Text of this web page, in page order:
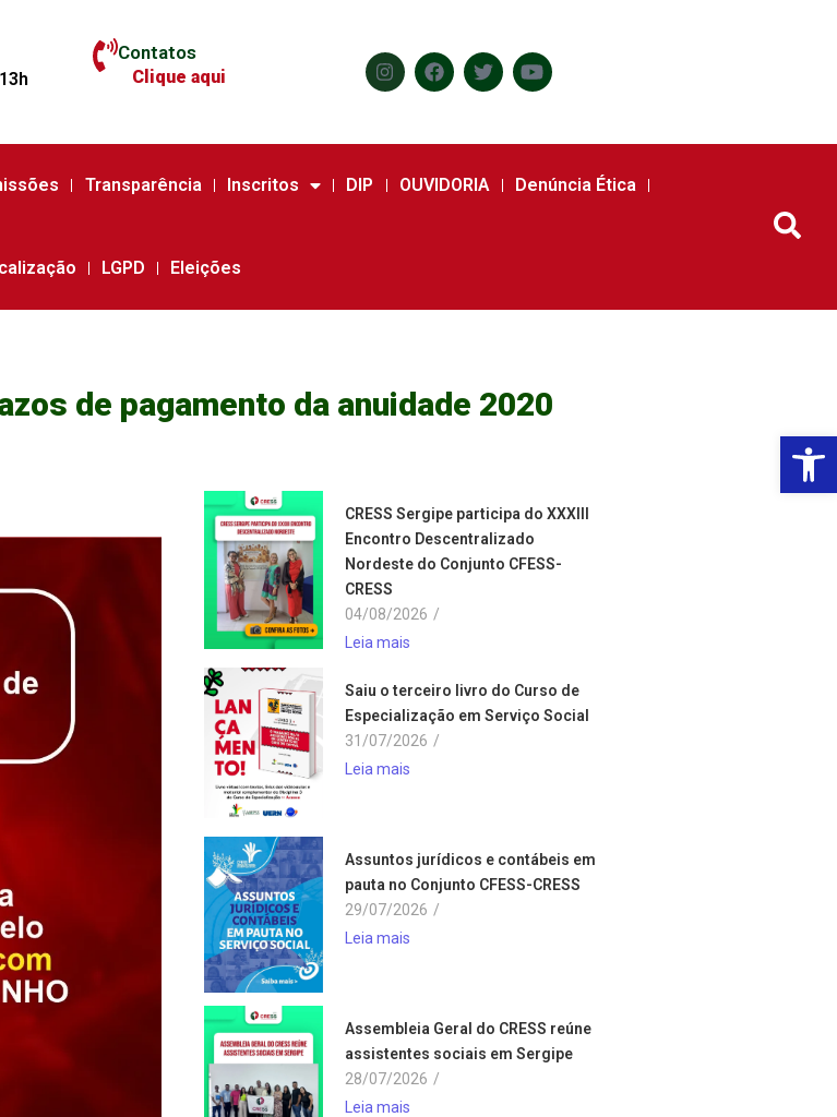
Contatos
Clique aqui
Transparência Inscritos DIP OUVIDORIA Denúncia Ética
LGPD Eleições
de pagamento da anuidade 2020
CRESS Sergipe participa do XXXIII
Encontro Descentralizado
Nordeste do Conjunto CFESS-
CRESS
04/08/2026 /
Leia mais
Saiu o terceiro livro do Curso de
Especialização em Serviço Social
31/07/2026 /
Leia mais
Assuntos jurídicos e contábeis em
pauta no Conjunto CFESS-CRESS
29/07/2026 /
Leia mais
Assembleia Geral do CRESS reúne
assistentes sociais em Sergipe
28/07/2026 /
Leia mais